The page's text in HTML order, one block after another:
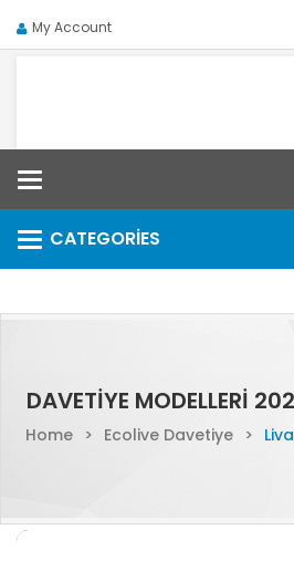
My Account
CATEGORIES
Categories
DAVETIYE MODELLERI
Home > Ecolive Davetiye >